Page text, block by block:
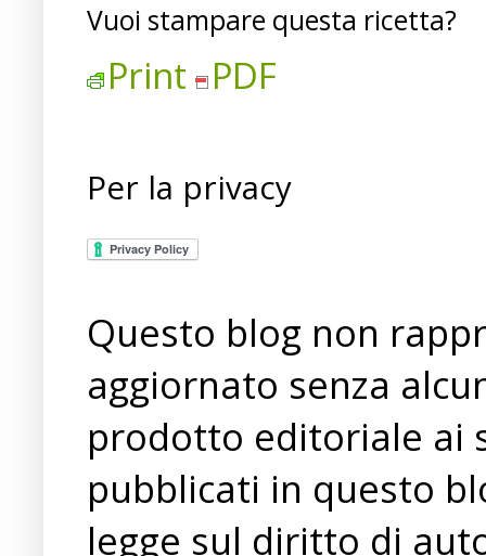
Vuoi stampare questa ricetta?
Print PDF
Per la privacy
Questo blog non
aggiornato senza
prodotto editoriale ai
pubblicati in questo
legge sul diritto di